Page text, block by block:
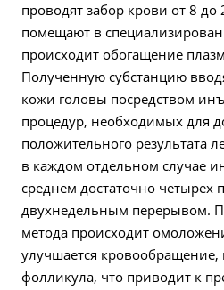
проводят забор крови от 8 до
помещают в
происходит обогащение
Полученную субстанцию
кожи головы посредством
процедур, необходимых для
положительного результата
в каждом отдельном случае
среднем достаточно четырех
двухнедельным перерывом.
метода происходит
улучшается кровообращение,
фолликула, что приводит к